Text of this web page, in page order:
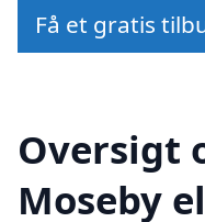
Få et gratis
Oversigt
Moseby